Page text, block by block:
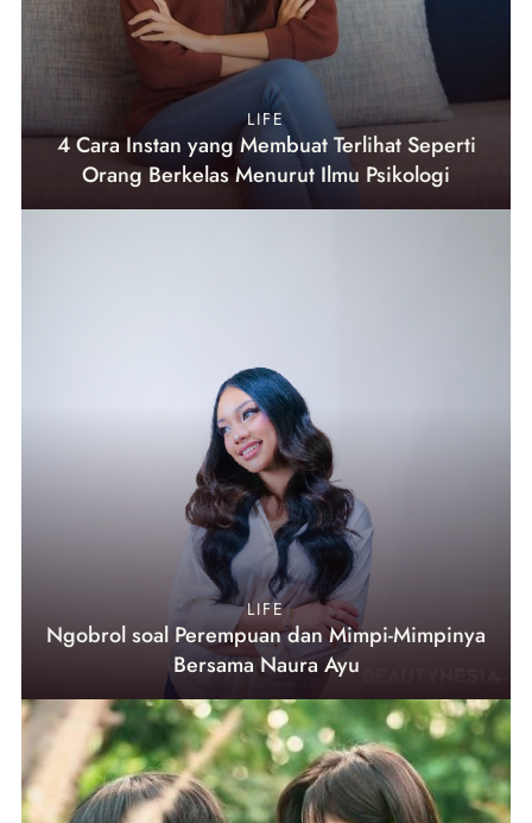
LIFE
4 Cara Instan yang Membuat Terlihat Seperti
Orang Berkelas Menurut Ilmu Psikologi
LIFE
Ngobrol soal Perempuan dan Mimpi-Mimpinya
Bersama Naura Ayu